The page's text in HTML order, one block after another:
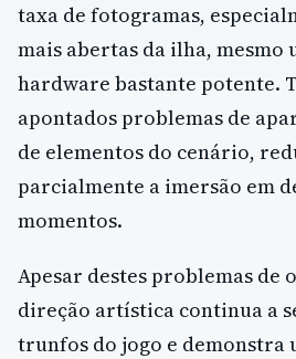
taxa de fotogramas,
mais abertas da ilha, mesmo
hardware bastante potente.
apontados problemas de
de elementos do cenário,
parcialmente a imersão em
momentos.
Apesar destes problemas de
direção artística continua a
trunfos do jogo e demonstra